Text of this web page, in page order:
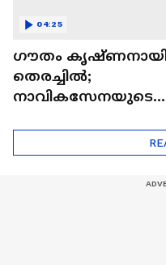
ഗൗതം
തെരച്ചിൽ;
നാവികസേനയുടെ
നീണ്ടകരയിൽ |
04:25